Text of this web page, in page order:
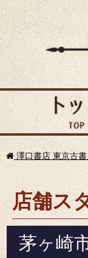
澤口書店 東京古
店舗ス
茅ヶ崎